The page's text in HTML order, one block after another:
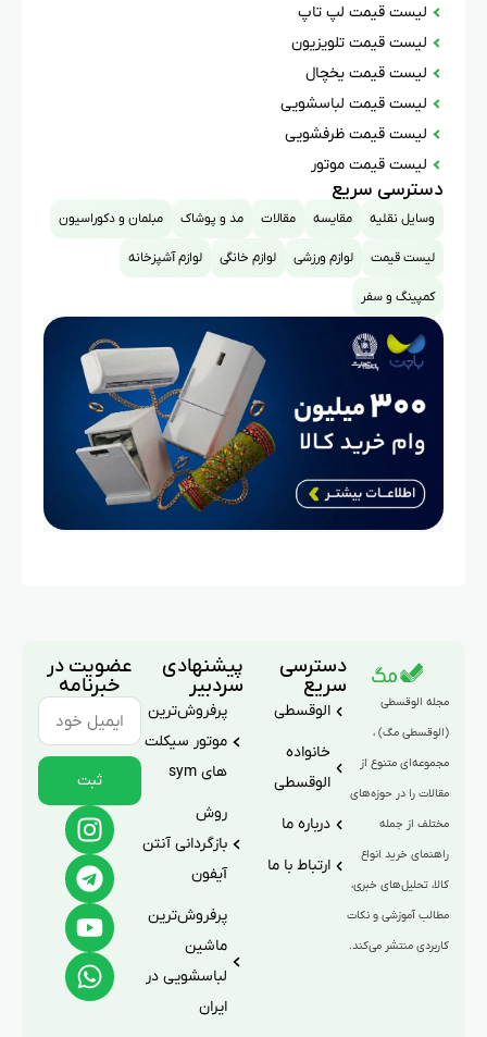
لیست قیمت لپ تاپ
لیست قیمت تلویزیون
لیست قیمت یخچال
لیست قیمت لباسشویی
لیست قیمت ظرفشویی
لیست قیمت موتور
دسترسی سریع
وسایل نقلیه مقایسه مقالات مد و پوشاک مبلمان و دکوراسیون
لیست قیمت لوازم ورزشی لوازم خانگی لوازم آشپزخانه
کمپینگ و سفر
مجله الوقسطی
(الوقسطی مگ) ،
مجموعه‌ای متنوع از
مقالات را در حوزه‌های
مختلف از جمله
راهنمای خرید انواع
کالا، تحلیل‌های خبری،
مطالب آموزشی و نکات
کاربردی منتشر می‌کند.
دسترسی
سریع
الوقسطی
خانواده
الوقسطی
درباره ما
ارتباط با ما
پیشنهادی
سردبیر
پرفروش‌ترین
موتور سیکلت
های sym
روش
بازگردانی آنتن
آیفون
پرفروش‌ترین
ماشین
لباسشویی در
ایران
عضویت در
خبرنامه
ثبت